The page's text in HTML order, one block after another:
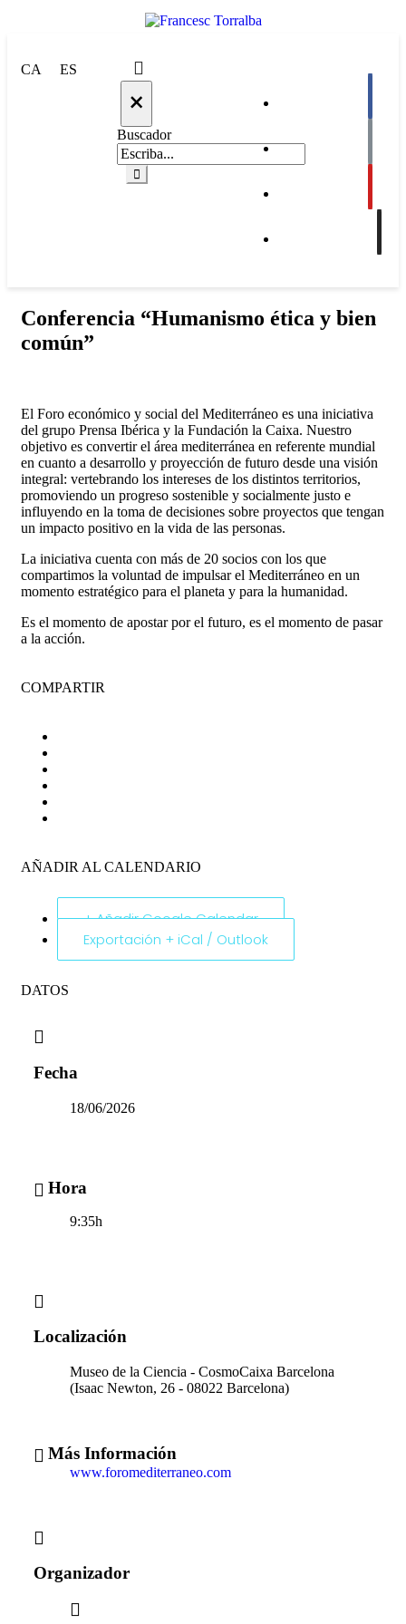
CA ES
×
Buscador
Conferencia “Humanismo ética y bien
común”
El Foro económico y social del Mediterráneo es una iniciativa
del grupo Prensa Ibérica y la Fundación la Caixa. Nuestro
objetivo es convertir el área mediterránea en referente mundial
en cuanto a desarrollo y proyección de futuro desde una visión
integral: vertebrando los intereses de los distintos territorios,
promoviendo un progreso sostenible y socialmente justo e
influyendo en la toma de decisiones sobre proyectos que tengan
un impacto positivo en la vida de las personas.
La iniciativa cuenta con más de 20 socios con los que
compartimos la voluntad de impulsar el Mediterráneo en un
momento estratégico para el planeta y para la humanidad.
Es el momento de apostar por el futuro, es el momento de pasar
a la acción.
COMPARTIR
AÑADIR AL CALENDARIO
+ Añadir Google Calendar
Exportación + iCal / Outlook
DATOS
Fecha
18/06/2026
Hora
9:35h
Localización
Museo de la Ciencia - CosmoCaixa Barcelona
(Isaac Newton, 26 - 08022 Barcelona)
Más Información
www.foromediterraneo.com
Organizador